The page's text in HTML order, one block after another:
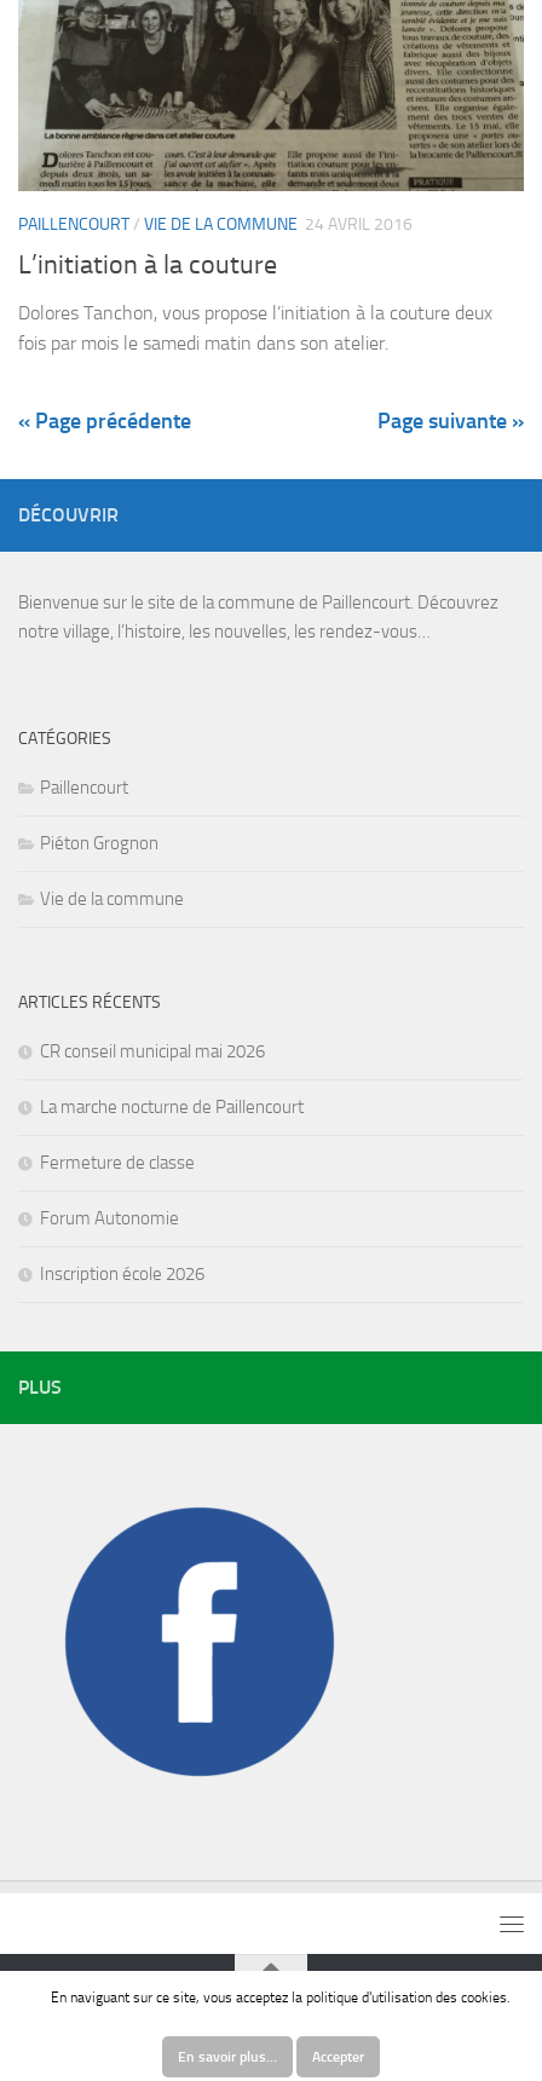
PAILLENCOURT/ VIE DE LA COMMUNE 24 AVRIL 2016
L’initiation à la couture
Dolores Tanchon, vous propose l’initiation à la couture deux
fois par mois le samedi matin dans son atelier.
« Page précédente Page suivante »
DÉCOUVRIR
Bienvenue sur le site de la commune de Paillencourt. Découvrez
notre village, l’histoire, les nouvelles, les rendez-vous…
CATÉGORIES
Paillencourt
Piéton Grognon
Vie de la commune
ARTICLES RÉCENTS
CR conseil municipal mai 2026
La marche nocturne de Paillencourt
Fermeture de classe
Forum Autonomie
Inscription école 2026
PLUS
En naviguant sur ce site, vous acceptez la politique d'utilisation des cookies.
En savoir plus… Accepter